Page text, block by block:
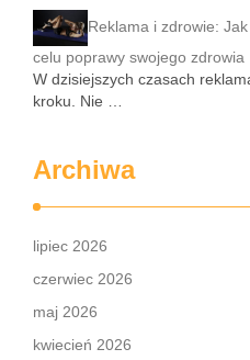
Reklama i zdrowie:
celu poprawy swojego zdrowia
W dzisiejszych czasach
kroku. Nie …
Archiwa
lipiec 2026
czerwiec 2026
maj 2026
kwiecień 2026